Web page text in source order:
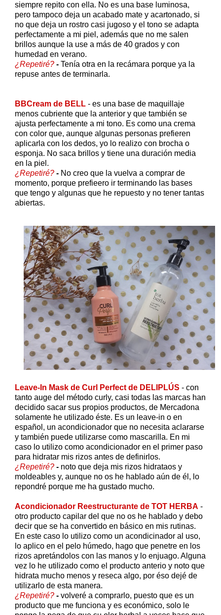
siempre repito con ella. No es una base luminosa,
pero tampoco deja un acabado mate y acartonado, si
no que deja un rostro casi jugoso y el tono se adapta
perfectamente a mi piel, además que no me salen
brillos aunque la use a más de 40 grados y con
humedad en verano.
¿Repetiré? - Tenía otra en la recámara porque ya la
repuse antes de terminarla.
BBCream de BELL - es una base de maquillaje
menos cubriente que la anterior y que también se
ajusta perfectamente a mi tono. Es como una crema
con color que, aunque algunas personas prefieren
aplicarla con los dedos, yo lo realizo con brocha o
esponja. No saca brillos y tiene una duración media
en la piel.
¿Repetiré? - No creo que la vuelva a comprar de
momento, porque prefieero ir terminando las bases
que tengo y algunas que he repuesto y no tener tantas
abiertas.
Leave-In Mask de Curl Perfect de DELIPLÚS - con
tanto auge del método curly, casi todas las marcas han
decidido sacar sus propios productos, de Mercadona
solamente he utilizado éste. Es un leave-in o en
español, un acondicionador que no necesita aclararse
y también puede utilizarse como mascarilla. En mi
caso lo utilizo como acondicionador en el primer paso
para hidratar mis rizos antes de definirlos.
¿Repetiré? - noto que deja mis rizos hidrataos y
moldeables y, aunque no os he hablado aún de él, lo
repondré porque me ha gustado mucho.
Acondicionador Reestructurante de TOT HERBA -
otro producto capilar del que no os he hablado y debo
decir que se ha convertido en básico en mis rutinas.
En este caso lo utilizo como un acondicinador al uso,
lo aplico en el pelo húmedo, hago que penetre en los
rizos apretándolos con las manos y lo enjuago. Alguna
vez lo he utilizado como el producto anterio y noto que
hidrata mucho menos y reseca algo, por éso dejé de
utilizarlo de esta manera.
¿Repetiré? - volveré a comprarlo, puesto que es un
producto que me funciona y es económico, solo le